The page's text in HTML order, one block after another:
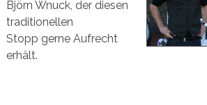
Björn Wnuck, der diesen
traditionellen
Stopp gerne Aufrecht
erhält.